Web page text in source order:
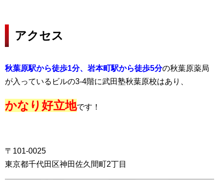
アクセス
秋葉原駅から徒歩1分、岩本町駅から徒歩5分の秋葉原薬局
が入っているビルの3-4階に武田塾秋葉原校はあり、
かなり好立地です！
〒101-0025
東京都千代田区神田佐久間町2丁目